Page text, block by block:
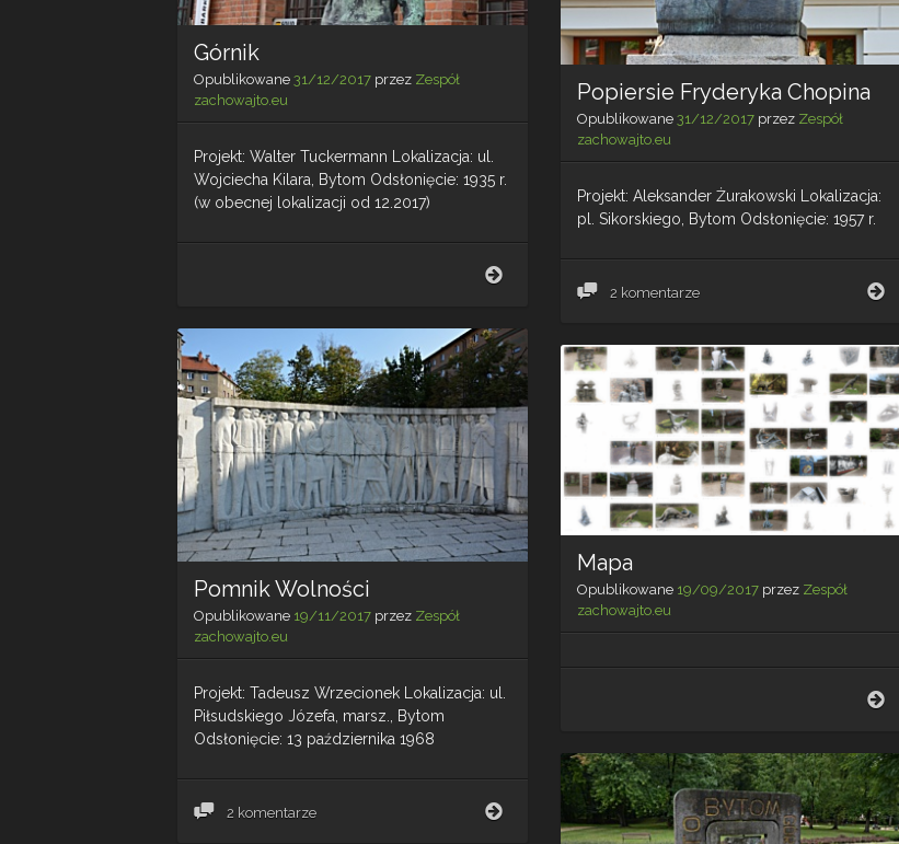
Górnik
Opublikowane 31/12/2017 przez Zespół
zachowajto.eu
Projekt: Walter Tuckermann Lokalizacja: ul.
Wojciecha Kilara, Bytom Odsłonięcie: 1935 r.
(w obecnej lokalizacji od 12.2017)
Popiersie Fryderyka Chopina
Opublikowane 31/12/2017przez Zespół
zachowajto.eu
Projekt: Aleksander Żurakowski Lokalizacja:
pl. Sikorskiego, Bytom Odsłonięcie: 1957 r.
2 komentarze
Pomnik Wolności
Opublikowane 19/11/2017 przez Zespół
zachowajto.eu
Projekt: Tadeusz Wrzecionek Lokalizacja: ul.
Piłsudskiego Józefa, marsz., Bytom
Odsłonięcie: 13 października 1968
2 komentarze
Wolności
Mapa
Opublikowane 19/09/2017przez Zespół
zachowajto.eu